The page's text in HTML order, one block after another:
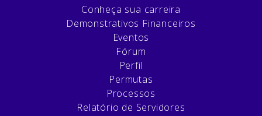
Conheça sua carreira
Demonstrativos Financeiros
Eventos
Fórum
Perfil
Permutas
Processos
Relatório de Servidores